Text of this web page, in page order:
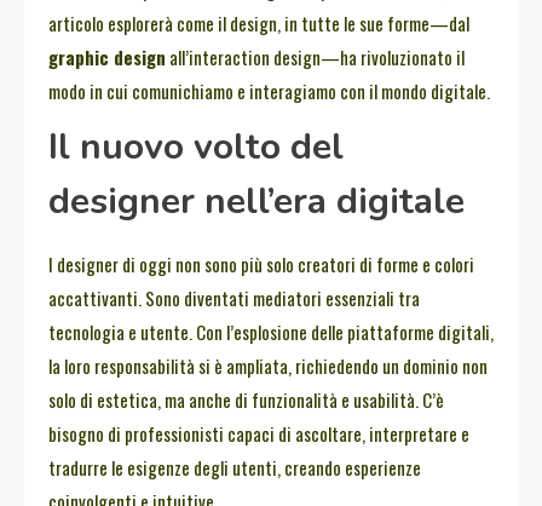
articolo esplorerà come il design, in tutte le sue forme—dal
graphic design all’interaction design—ha rivoluzionato il
modo in cui comunichiamo e interagiamo con il mondo digitale.
Il nuovo volto del
designer nell’era digitale
I designer di oggi non sono più solo creatori di forme e colori
accattivanti. Sono diventati mediatori essenziali tra
tecnologia e utente. Con l’esplosione delle piattaforme digitali,
la loro responsabilità si è ampliata, richiedendo un dominio non
solo di estetica, ma anche di funzionalità e usabilità. C’è
bisogno di professionisti capaci di ascoltare, interpretare e
tradurre le esigenze degli utenti, creando esperienze